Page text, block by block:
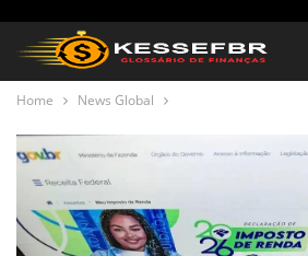
Home News Global